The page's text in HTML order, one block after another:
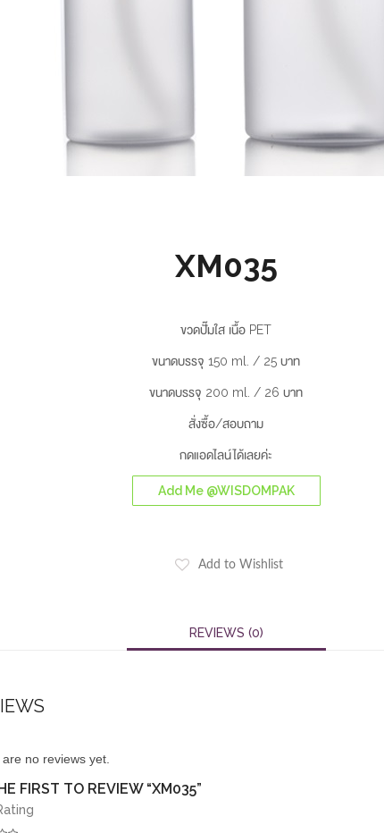
XM035
ขวดปั๊มใส เนื้อ PET
ขนาดบรรจุ 150 ml. / 25 บาท
ขนาดบรรจุ 200 ml. / 26 บาท
สั่งซื้อ/สอบถาม
กดแอดไลน์ได้เลยค่ะ
Add Me @WISDOMPAK
Add to Wishlist
REVIEWS (0)
no reviews yet.
FIRST TO REVIEW “XM035”